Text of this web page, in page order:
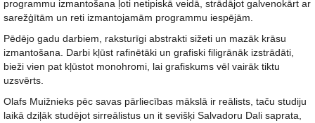
programmu izmantošana ļoti netipiskā veidā, strādājot galvenokārt ar
sarežģītām un reti izmantojamām programmu iespējām.
Pēdējo gadu darbiem, raksturīgi abstrakti sižeti un mazāk krāsu
izmantošana. Darbi kļūst rafinētāki un grafiski filigrānāk izstrādāti,
bieži vien pat kļūstot monohromi, lai grafiskums vēl vairāk tiktu
uzsvērts.
Olafs Muižnieks pēc savas pārliecības mākslā ir reālists, taču studiju
laikā dziļāk studējot sirreālistus un it sevišķi Salvadoru Dali saprata,